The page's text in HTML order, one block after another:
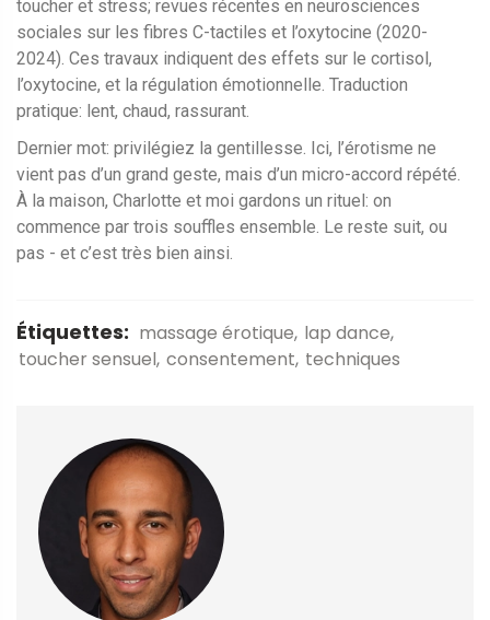
toucher et stress; revues récentes en neurosciences
sociales sur les fibres C-tactiles et l’oxytocine (2020-
2024). Ces travaux indiquent des effets sur le cortisol,
l’oxytocine, et la régulation émotionnelle. Traduction
pratique: lent, chaud, rassurant.
Dernier mot: privilégiez la gentillesse. Ici, l’érotisme ne
vient pas d’un grand geste, mais d’un micro-accord répété.
À la maison, Charlotte et moi gardons un rituel: on
commence par trois souffles ensemble. Le reste suit, ou
pas - et c’est très bien ainsi.
Étiquettes: massage érotique lap dance
toucher sensuel consentement techniques